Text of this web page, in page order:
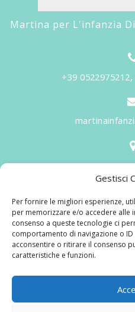
Gestisci
Per fornire le migliori esperienze,
per memorizzare e/o accedere alle
consenso a queste tecnologie ci
comportamento di navigazione o
acconsentire o ritirare il consenso
caratteristiche e funzioni.
Martina per L'infanzia Di
+39
V.le Tiziano, 20
Martina per l'Infanzia, un
nasce prima di tutto da
maturata sul campo dal
lavoro. La didattica
aggiornandone